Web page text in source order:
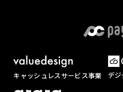
キャッシュレスサービス事業 デ